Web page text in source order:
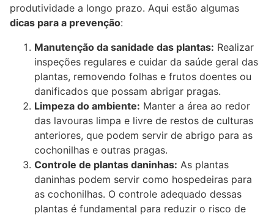
produtividade a longo prazo. Aqui estão algumas
dicas para a prevenção:
Manutenção da sanidade das plantas: Realizar
inspeções regulares e cuidar da saúde geral das
plantas, removendo folhas e frutos doentes ou
danificados que possam abrigar pragas.
Limpeza do ambiente: Manter a área ao redor
das lavouras limpa e livre de restos de culturas
anteriores, que podem servir de abrigo para as
cochonilhas e outras pragas.
Controle de plantas daninhas: As plantas
daninhas podem servir como hospedeiras para
as cochonilhas. O controle adequado dessas
plantas é fundamental para reduzir o risco de